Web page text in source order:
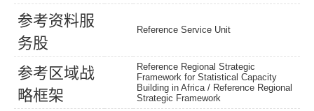
参考资料服
务股
Reference Service Unit
参考区域战
略框架
Reference Regional Strategic
Framework for Statistical Capacity
Building in Africa / Reference Regional
Strategic Framework